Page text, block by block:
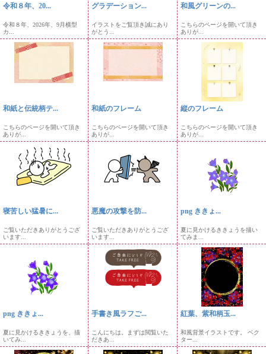
令和８年、20...
令和８年、2026年、9月横型
カ...
グラデーション...
イラストをご覧頂き誠にあり
がとう...
和風グリーンの...
こちらのページを開いて頂き
ありが...
和紙と伝統柄テ...
こちらのページを開いて頂き
ありが...
和紙のフレーム
こちらのページを開いて頂き
ありが...
縦のフレーム
こちらのページを開いて頂き
ありが...
寝苦しい猛暑に...
ご覧いただきありがとうござ
います...
悪魔の攻撃を防...
ご覧いただきありがとうござ
います...
png ききょ...
夏に見かけるききょうを描い
てみま...
png ききょ...
夏に見かけるききょうを、描
いてみ...
手書き風ラフご...
こんにちは。まずは閲覧いた
だきあ...
紅葉、紫和柄玉...
和風背景イラストです。 ベク
ター...